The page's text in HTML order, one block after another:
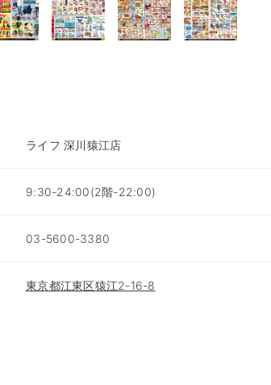
ライフ 深川猿江店
9:30-24:00(2階-22:00)
03-5600-3380
東京都江東区猿江2-16-8